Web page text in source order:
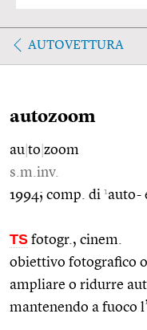
AUTOVETTURA
autozoom
au to zoom
s.m.inv.
1994; comp. di 1auto-
TS fotogr., cinem.
obiettivo fotografico
ampliare o ridurre
mantenendo a fuoco